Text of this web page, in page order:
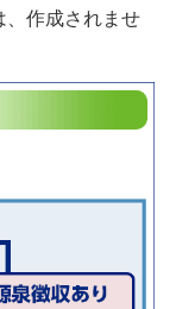
明
、作成されませ